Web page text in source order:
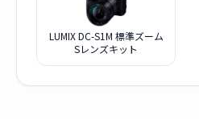
LUMIX DC-S1M 標準ズーム
Sレンズキット